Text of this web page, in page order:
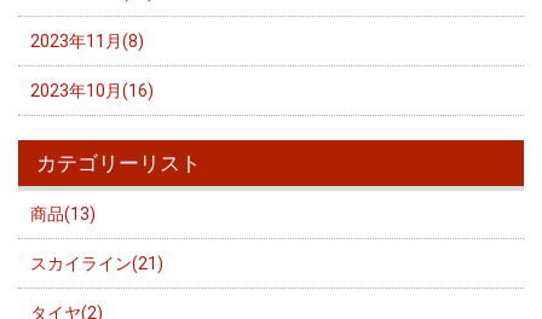
2023年11月(8)
2023年10月(16)
カテゴリーリスト
商品(13)
スカイライン(21)
タイヤ(2)